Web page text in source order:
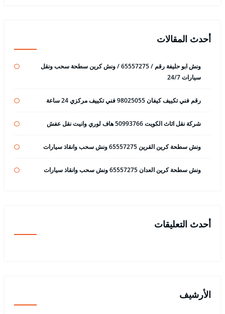
أحدث المقالات
ونش ابو حليفة رقم / 65557275 / ونش كرين سطحة سحب ونقل
سيارات 24/7
رقم فني تكييف كيفان 98025055 فني تكييف مركزي 24 ساعة
شركة نقل اثاث الكويت 50993766 هاف لوري وانيت نقل عفش
ونش سطحة كرين القرين 65557275 ونش سحب وانقاذ سيارات
ونش سطحة كرين العدان 65557275 ونش سحب وانقاذ سيارات
أحدث التعليقات
الأرشيف